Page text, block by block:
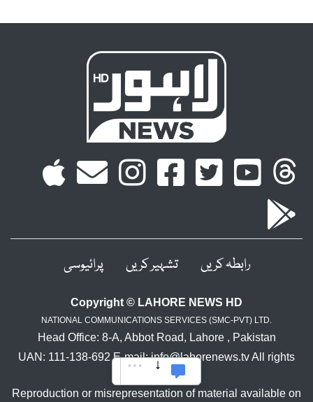
رابطہ کریں تشہیر کریں پرائیوسی
Copyright © LAHORE NEWS HD
NATIONAL COMMUNICATIONS SERVICES (SMC-PVT) LTD.
Head Office: 8-A, Abbot Road, Lahore , Pakistan
UAN: 111-138-692 E-mail: info@lahorenews.tv All rights
reserved.
Reproduction or misrepresentation of material available on